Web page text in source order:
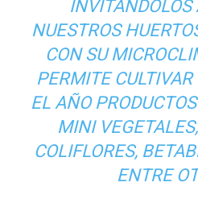
INVITÁNDOLOS
NUESTROS
CON SU
PERMITE
EL AÑO
MINI
COLIFLORES,
ENTRE